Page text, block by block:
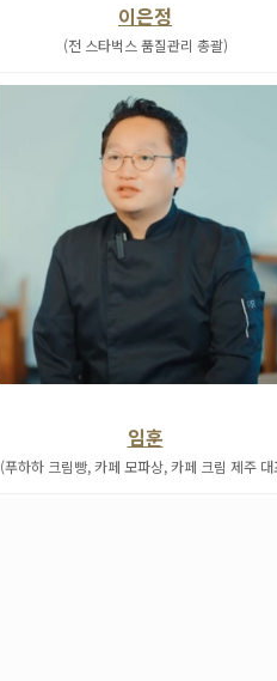
이은정
(전 스타벅스 품질관리 총괄)
임훈
(푸하하 크림빵, 카페 모파상, 카페 크림 제주 대